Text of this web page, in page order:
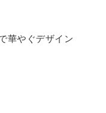
華やぐデザイン